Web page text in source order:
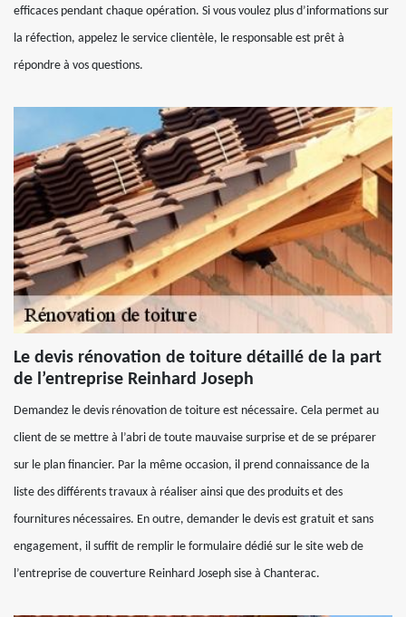
efficaces pendant chaque opération. Si vous voulez plus d’informations sur
la réfection, appelez le service clientèle, le responsable est prêt à
répondre à vos questions.
Le devis rénovation de toiture détaillé de la part
de l’entreprise Reinhard Joseph
Demandez le devis rénovation de toiture est nécessaire. Cela permet au
client de se mettre à l’abri de toute mauvaise surprise et de se préparer
sur le plan financier. Par la même occasion, il prend connaissance de la
liste des différents travaux à réaliser ainsi que des produits et des
fournitures nécessaires. En outre, demander le devis est gratuit et sans
engagement, il suffit de remplir le formulaire dédié sur le site web de
l’entreprise de couverture Reinhard Joseph sise à Chanterac.